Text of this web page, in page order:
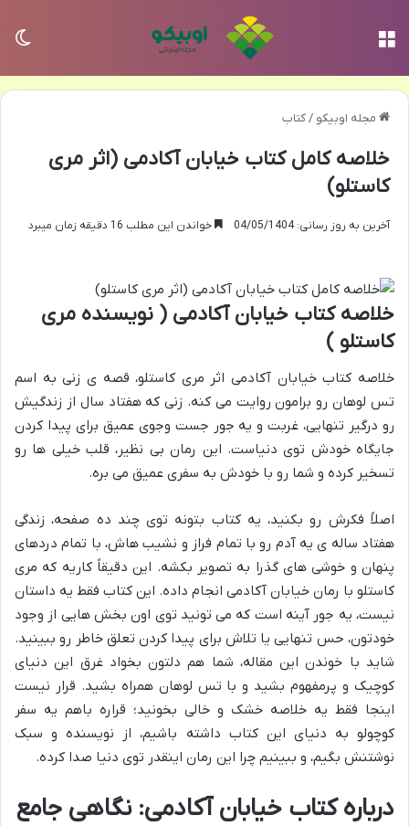
مجله اوبیکو /کتاب
خلاصه کامل کتاب خیابان آکادمی (اثر مری
کاستلو)
آخرین به روز رسانی: 04/05/1404 خواندن این مطلب 16 دقیقه زمان میبرد
خلاصه کتاب خیابان آکادمی ( نویسنده مری
کاستلو )
خلاصه کتاب خیابان آکادمی اثر مری کاستلو، قصه ی زنی به اسم
تس لوهان رو برامون روایت می کنه. زنی که هفتاد سال از زندگیش
رو درگیر تنهایی، غربت و یه جور جست وجوی عمیق برای پیدا کردن
جایگاه خودش توی دنیاست. این رمان بی نظیر، قلب خیلی ها رو
تسخیر کرده و شما رو با خودش به سفری عمیق می بره.
اصلاً فکرش رو بکنید، یه کتاب بتونه توی چند ده صفحه، زندگی
هفتاد ساله ی یه آدم رو با تمام فراز و نشیب هاش، با تمام دردهای
پنهان و خوشی های گذرا به تصویر بکشه. این دقیقاً کاریه که مری
کاستلو با رمان خیابان آکادمی انجام داده. این کتاب فقط یه داستان
نیست، یه جور آینه است که می تونید توی اون بخش هایی از وجود
خودتون، حس تنهایی یا تلاش برای پیدا کردن تعلق خاطر رو ببینید.
شاید با خوندن این مقاله، شما هم دلتون بخواد غرق این دنیای
کوچیک و پرمفهوم بشید و با تس لوهان همراه بشید. قرار نیست
اینجا فقط یه خلاصه خشک و خالی بخونید؛ قراره باهم یه سفر
کوچولو به دنیای این کتاب داشته باشیم، از نویسنده و سبک
نوشتنش بگیم، و ببینیم چرا این رمان اینقدر توی دنیا صدا کرده.
درباره کتاب خیابان آکادمی: نگاهی جامع